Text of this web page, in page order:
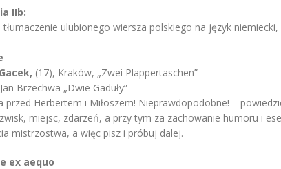
IIb:
tłumaczenie ulubionego wiersza polskiego na język
(17), Kraków, „Zwei Plappertaschen”
Brzechwa „Dwie Gaduły”
przed Herbertem i Miłoszem! Nieprawdopodobne! –
miejsc, zdarzeń, a przy tym za zachowanie humoru i
mistrzostwa, a więc pisz i próbuj dalej.
ex aequo